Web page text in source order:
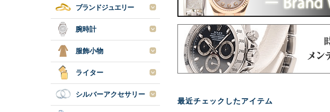
最近チェックしたアイテム
ブランドジュエリー
腕時計
服飾小物
ライター
シルバーアクセサリー